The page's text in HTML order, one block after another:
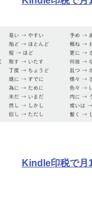
Kindle印税で月